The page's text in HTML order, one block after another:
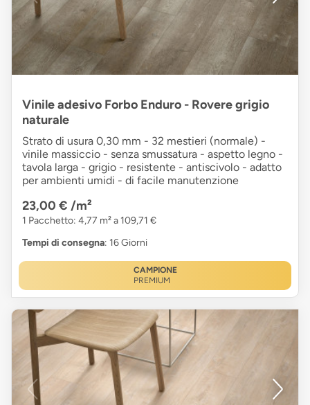
Vinile adesivo Forbo Enduro - Rovere grigio
naturale
Strato di usura 0,30 mm - 32 mestieri (normale) -
vinile massiccio - senza smussatura - aspetto legno -
tavola larga - grigio - resistente - antiscivolo - adatto
per ambienti umidi - di facile manutenzione
23,00 € /m²
1 Pacchetto: 4,77 m² a 109,71 €
Tempi di consegna: 16 Giorni
CAMPIONE
PREMIUM